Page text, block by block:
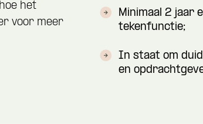
het
voor meer
Minimaal 2 jaar
tekenfunctie;
In staat om
en